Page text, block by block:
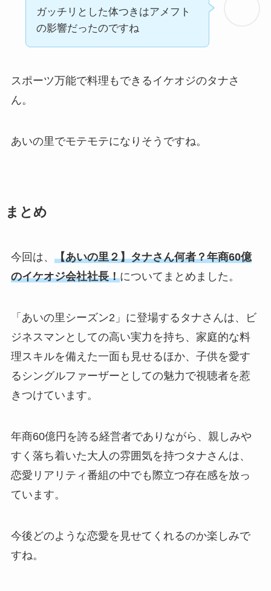
ガッチリとした体つきはアメフト
の影響だったのですね
スポーツ万能で料理もできるイケオジのタナさ
ん。
あいの里でモテモテになりそうですね。
まとめ
今回は、 【あいの里２】タナさん何者？年商60億
のイケオジ会社社長！についてまとめました。
「あいの里シーズン2」に登場するタナさんは、ビ
ジネスマンとしての高い実力を持ち、家庭的な料
理スキルを備えた一面も見せるほか、子供を愛す
るシングルファーザーとしての魅力で視聴者を惹
きつけています。
年商60億円を誇る経営者でありながら、親しみや
すく落ち着いた大人の雰囲気を持つタナさんは、
恋愛リアリティ番組の中でも際立つ存在感を放っ
ています。
今後どのような恋愛を見せてくれるのか楽しみで
すね。